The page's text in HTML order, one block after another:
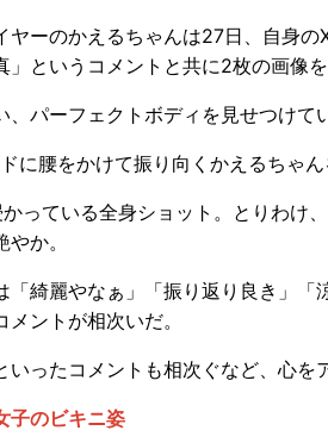
ヤーのかえるちゃんは27日、自身
というコメントと共に2枚の画像を
パーフェクトボディを見せつけて
に腰をかけて振り向くかえるちゃん
っている全身ショット。とりわけ
か。
「綺麗やなぁ」「振り返り良き」
ントが相次いだ。
ったコメントも相次ぐなど、心を
子のビキニ姿